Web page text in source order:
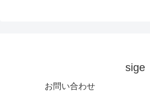
sige
お問い合わせ